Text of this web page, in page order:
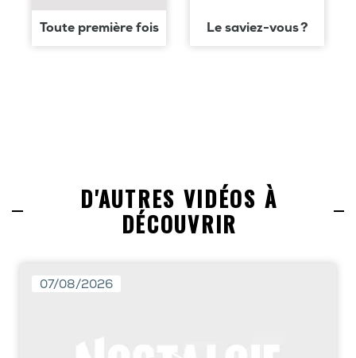
Toute première fois Le saviez-vous ?
D'AUTRES VIDÉOS À
DÉCOUVRIR
07/08/2026